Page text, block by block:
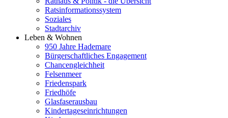
Ratsinformationssystem
Soziales
Stadtarchiv
Leben & Wohnen
950 Jahre Hademare
Bürgerschaftliches Engagement
Chancengleichheit
Felsenmeer
Friedenspark
Friedhöfe
Glasfaserausbau
Kindertageseinrichtungen